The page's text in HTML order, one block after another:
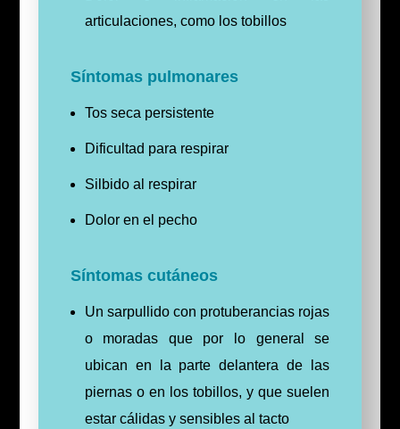
articulaciones, como los tobillos
Síntomas pulmonares
Tos seca persistente
Dificultad para respirar
Silbido al respirar
Dolor en el pecho
Síntomas cutáneos
Un sarpullido con protuberancias rojas
o moradas que por lo general se
ubican en la parte delantera de las
piernas o en los tobillos, y que suelen
estar cálidas y sensibles al tacto